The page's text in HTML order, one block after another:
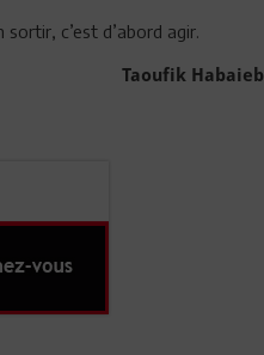
c’est d’abord agir.
Taoufik Habaieb